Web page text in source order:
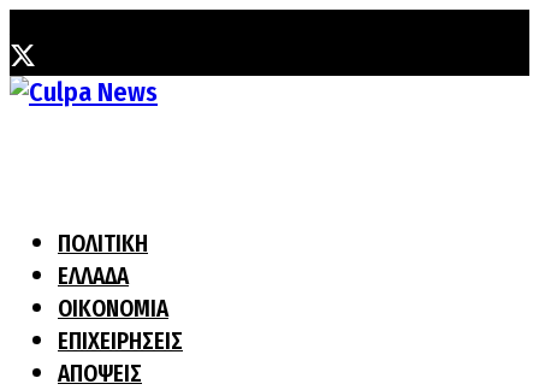
ΠΟΛΙΤΙΚΗ
ΕΛΛΑΔΑ
ΟΙΚΟΝΟΜΙΑ
ΕΠΙΧΕΙΡΗΣΕΙΣ
ΑΠΟΨΕΙΣ